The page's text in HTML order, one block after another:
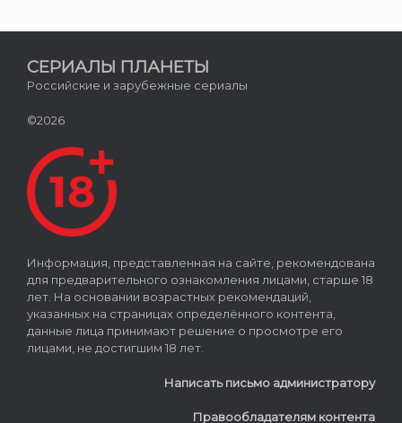
СЕРИАЛЫ ПЛАНЕТЫ
Российские и зарубежные сериалы
©2026
Информация, представленная на сайте, рекомендована
для предварительного ознакомления лицами, старше 18
лет. На основании возрастных рекомендаций,
указанных на страницах определённого контента,
данные лица принимают решение о просмотре его
лицами, не достигшим 18 лет.
Написать письмо администратору
Правообладателям контента